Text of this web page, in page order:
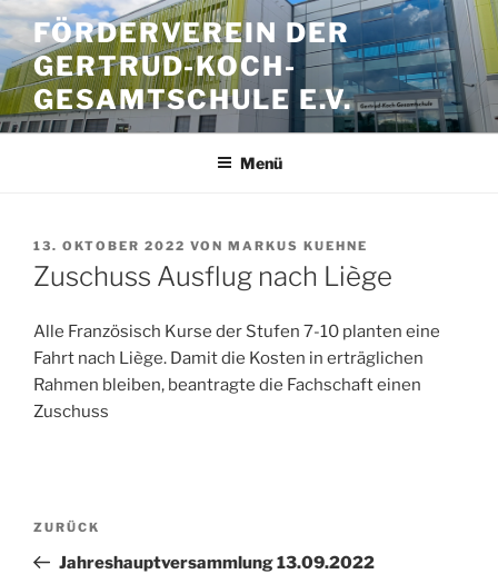
Zum
Inhalt
springen
FÖRDERVEREIN DER
GERTRUD-KOCH-
GESAMTSCHULE E.V.
Menü
VERÖFFENTLICHT
AM
13. OKTOBER 2022 VON MARKUS KUEHNE
Zuschuss Ausflug nach Liège
Alle Französisch Kurse der Stufen 7-10 planten eine
Fahrt nach Liège. Damit die Kosten in erträglichen
Rahmen bleiben, beantragte die Fachschaft einen
Zuschuss
Beitragsnavigation
Vorheriger
Beitrag
ZURÜCK
Jahreshauptversammlung 13.09.2022